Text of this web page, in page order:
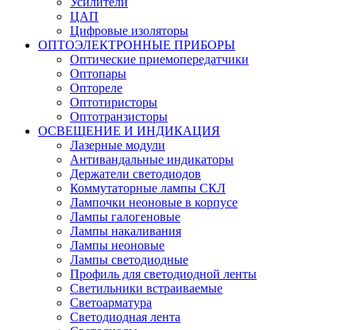
ЦАП
Цифровые изоляторы
ОПТОЭЛЕКТРОННЫЕ ПРИБОРЫ
Оптические приемопередатчики
Оптопары
Оптореле
Оптотиристоры
Оптотранзисторы
ОСВЕЩЕНИЕ И ИНДИКАЦИЯ
Лазерные модули
Антивандальные индикаторы
Держатели светодиодов
Коммутаторные лампы СКЛ
Лампочки неоновые в корпусе
Лампы галогеновые
Лампы накаливания
Лампы неоновые
Лампы светодиодные
Профиль для светодиодной ленты
Светильники встраиваемые
Светоарматура
Светодиодная лента